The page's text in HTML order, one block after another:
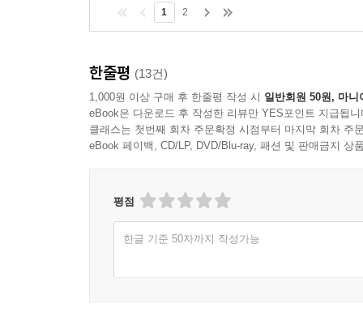
1 2
한줄평 (13건)
1,000원 이상 구매 후 한줄평 작성 시 일반회원 50원, 마니
eBook은 다운로드 후 작성한 리뷰만 YES포인트 지급됩니
클래스는 첫번째 회차 주문확정 시점부터 마지막 회차 주
eBook 페이백, CD/LP, DVD/Blu-ray, 패션 및 판매금지 상
평점
한글 기준 50자까지 작성가능